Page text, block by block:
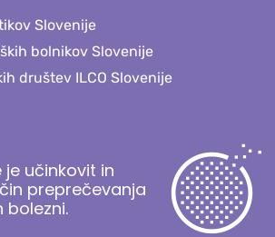
Slovenije
bolnikov Slovenije
društev ILCO Slovenije
je učinkovit in
preprečevanja
bolezni.